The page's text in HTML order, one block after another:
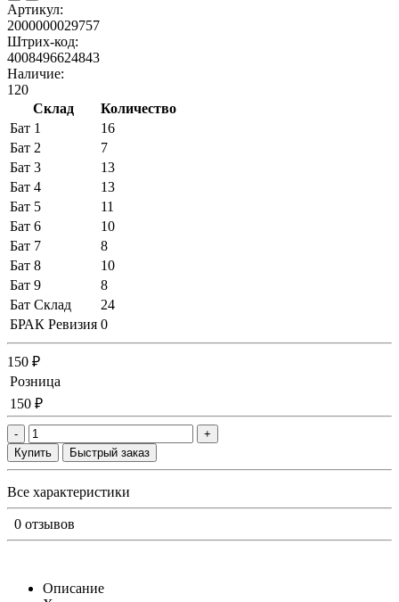
Артикул:
2000000029757
Штрих-код:
4008496624843
Наличие:
120
Склад
Количество
Бат 1
16
Бат 2
7
Бат 3
13
Бат 4
13
Бат 5
11
Бат 6
10
Бат 7
8
Бат 8
10
Бат 9
8
Бат Склад
24
БРАК Ревизия 0
150 ₽
Розница
150 ₽
-
+
Купить
Быстрый заказ
Все характеристики
0 отзывов
Описание